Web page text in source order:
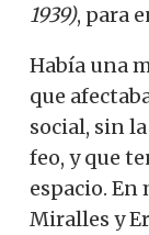
1939), para
Había una
que
social, sin
feo, y que
espacio.
Miralles y